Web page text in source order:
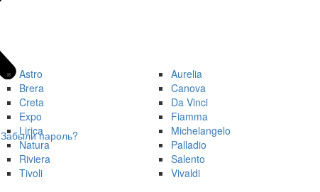
Astro
Brera
Creta
Expo
Lirica
Natura
Riviera
Tivoli
Aurelia
Canova
Da Vinci
Fiamma
Michelangelo
Palladio
Salento
Vivaldi
Забыли пароль?